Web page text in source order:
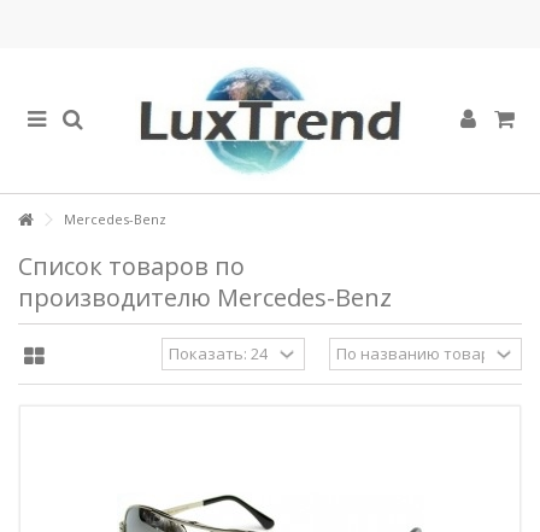
Mercedes-Benz
Список товаров по
производителю Mercedes-Benz